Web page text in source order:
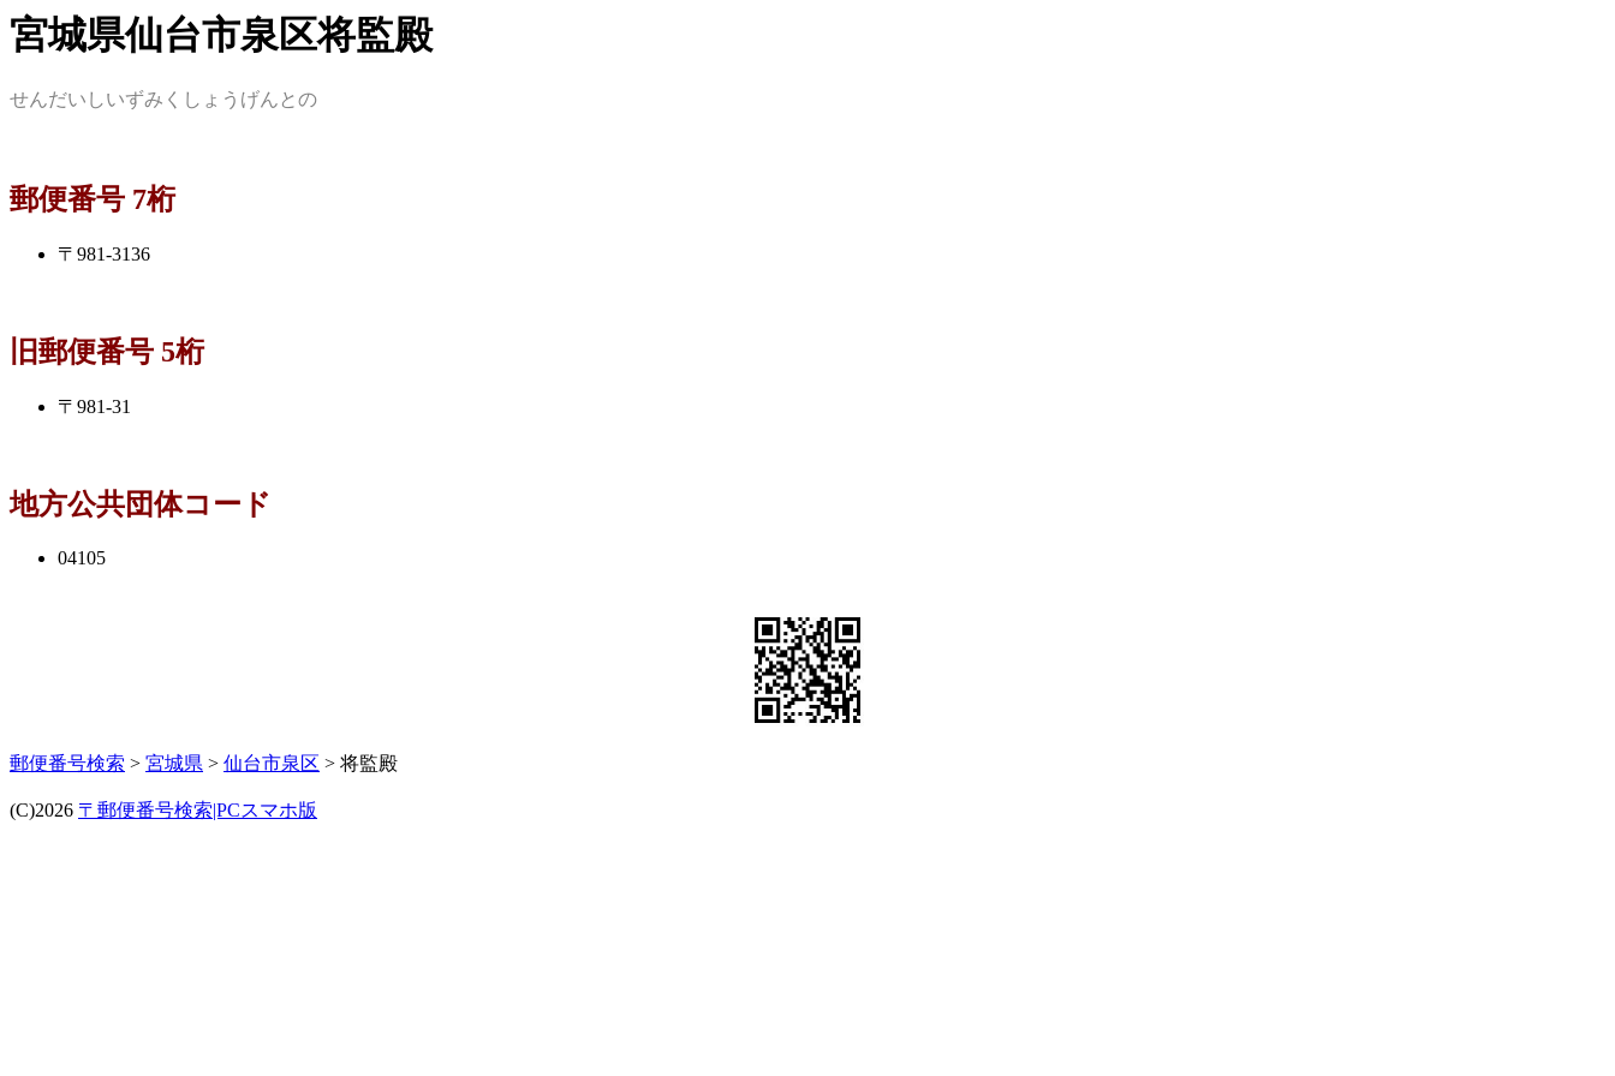
宮城県仙台市泉区将監殿
せんだいしいずみくしょうげんとの
郵便番号 7桁
〒981-3136
旧郵便番号 5桁
〒981-31
地方公共団体コード
04105
郵便番号検索 > 宮城県 > 仙台市泉区 > 将監殿
(C)2026 〒郵便番号検索|PCスマホ版